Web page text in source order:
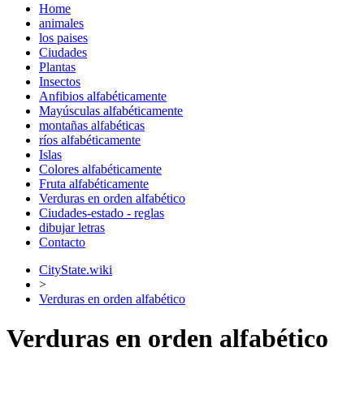
Home
animales
los paises
Ciudades
Plantas
Insectos
Anfibios alfabéticamente
Mayúsculas alfabéticamente
montañas alfabéticas
ríos alfabéticamente
Islas
Colores alfabéticamente
Fruta alfabéticamente
Verduras en orden alfabético
Ciudades-estado - reglas
dibujar letras
Contacto
CityState.wiki
>
Verduras en orden alfabético
Verduras en orden alfabético